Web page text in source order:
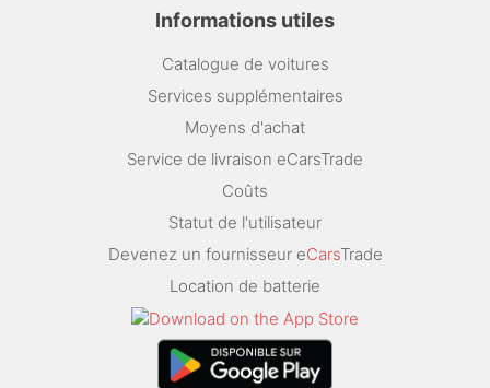
Informations utiles
Catalogue de voitures
Services supplémentaires
Moyens d'achat
Service de livraison eCarsTrade
Coûts
Statut de l'utilisateur
Devenez un fournisseur eCarsTrade
Location de batterie